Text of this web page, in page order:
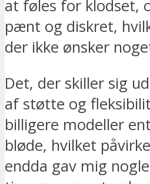
at føles for klodset,
pænt og diskret,
der ikke ønsker
Det, der skiller sig
af støtte og
billigere modeller
bløde, hvilket
endda gav mig